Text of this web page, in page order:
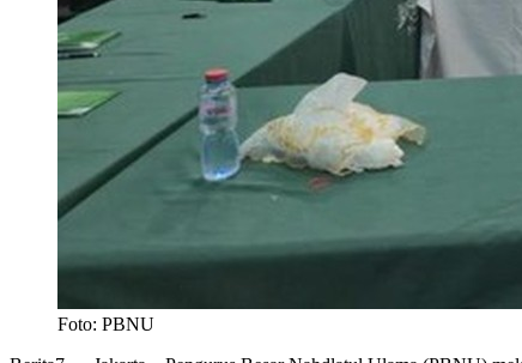
Foto: PBNU